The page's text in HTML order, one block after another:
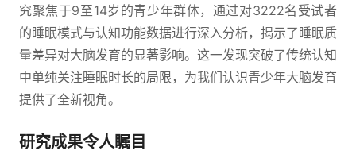
究聚焦于9至14岁的青少年群体，通过对3222名受试者
的睡眠模式与认知功能数据进行深入分析，揭示了睡眠质
量差异对大脑发育的显著影响。这一发现突破了传统认知
中单纯关注睡眠时长的局限，为我们认识青少年大脑发育
提供了全新视角。
研究成果令人瞩目